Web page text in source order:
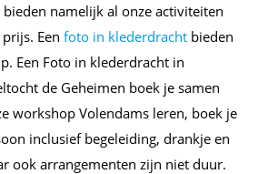
namelijk al onze activiteiten
Een foto in klederdracht bieden
Een Foto in klederdracht in
de Geheimen boek je samen
workshop Volendams leren, boek je
inclusief begeleiding, drankje en
ook arrangementen zijn niet duur.